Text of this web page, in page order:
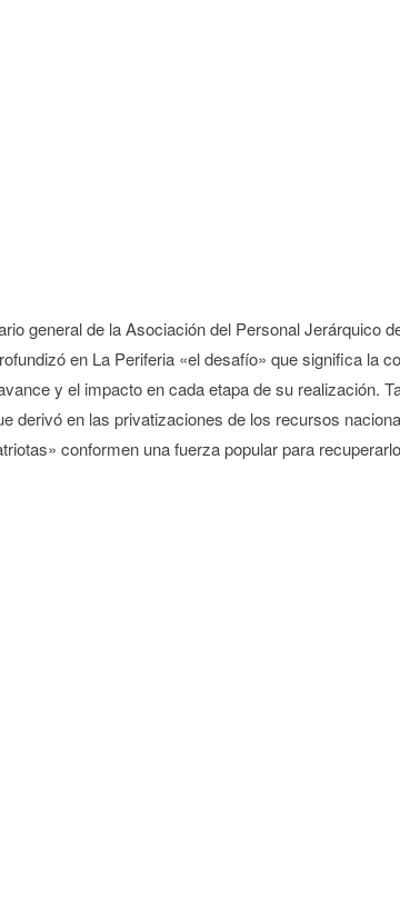
general de la Asociación del Personal Jerárquico
en La Periferia «el desafío» que significa la
y el impacto en cada etapa de su realización.
derivó en las privatizaciones de los recursos
conformen una fuerza popular para